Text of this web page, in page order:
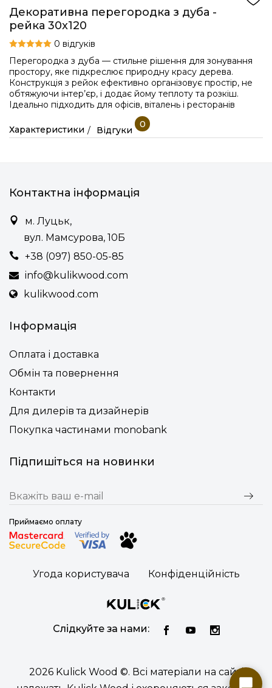
Декоративна перегородка з дуба -
рейка 30x120
0 відгуків
Перегородка з дуба — стильне рішення для зонування
простору, яке підкреслює природну красу дерева.
Конструкція з рейок ефективно організовує простір, не
обтяжуючи інтер’єр, і додає йому теплоту та розкіш.
Ідеально підходить для офісів, віталень і ресторанів
Характеристики Відгуки
0
Контактна інформація
м. Луцьк,
вул. Мамсурова, 10Б
+38 (097) 850-05-85
info@kulikwood.com
kulikwood.com
Інформація
Оплата і доставка
Обмін та повернення
Контакти
Для дилерів та дизайнерів
Покупка частинами monobank
Підпишіться на новинки
Приймаємо оплату
Угода користувача Конфіденційність
Слідкуйте за нами:
2026 Kulick Wood ©. Всі матеріали на сайті